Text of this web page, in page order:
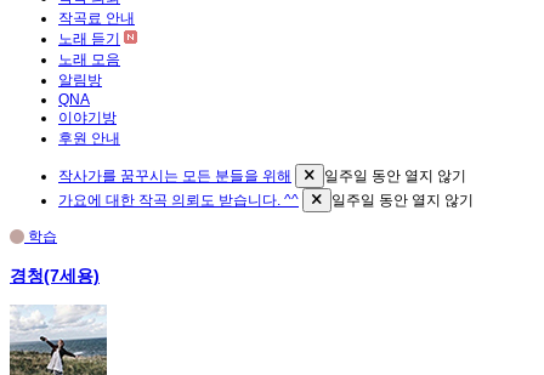
작곡료 안내
노래 듣기
노래 모음
알림방
QNA
이야기방
후원 안내
작사가를 꿈꾸시는 모든 분들을 위해
일주일 동안 열지 않기
가요에 대한 작곡 의뢰도 받습니다. ^^
일주일 동안 열지 않기
학습
경청(7세용)